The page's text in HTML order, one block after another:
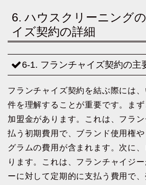
6. ハウスクリーニング
イズ契約の詳細
6-1. フランチャイズ契約の主
フランチャイズ契約を結ぶ際には
件を理解することが重要です。ま
加盟金があります。これは、フラ
払う初期費用で、ブランド使用権
グラムの費用が含まれます。次に
ります。これは、フランチャイジ
ーに対して定期的に支払う費用で